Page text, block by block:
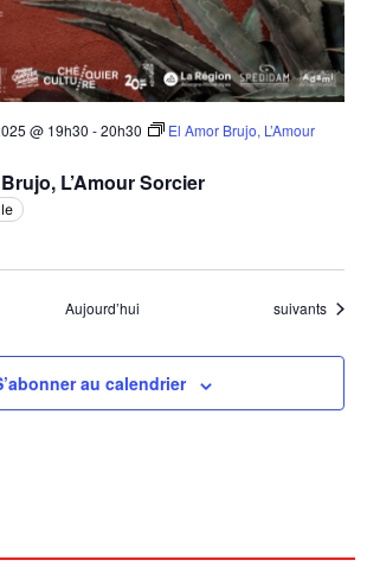
L’Amour Sorcier
@ 19h30 -20h30
El Amor Brujo, L’Amour
Aujourd’hui Évènements
suivants
au calendrier